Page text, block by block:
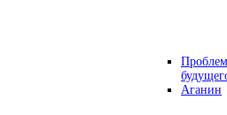
Аганин